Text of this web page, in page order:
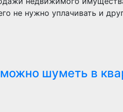
не нужно уплачивать и
шуметь в